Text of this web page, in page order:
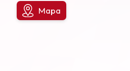
Mapa